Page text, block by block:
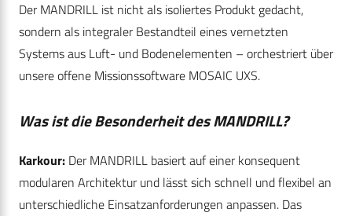
Der MANDRILL ist nicht als isoliertes Produkt gedacht,
sondern als integraler Bestandteil eines vernetzten
Systems aus Luft- und Bodenelementen – orchestriert über
unsere offene Missionssoftware MOSAIC UXS.
Was ist die Besonderheit des MANDRILL?
Karkour: Der MANDRILL basiert auf einer konsequent
modularen Architektur und lässt sich schnell und flexibel an
unterschiedliche Einsatzanforderungen anpassen. Das